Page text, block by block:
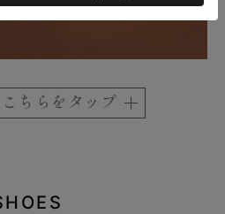
ちらをタップ